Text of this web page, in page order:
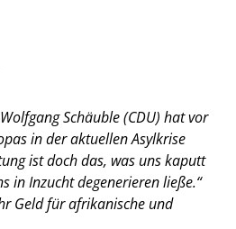
Schäuble (CDU) hat vor
in der aktuellen Asylkrise
ist doch das, was uns kaputt
in Inzucht degenerieren ließe.“
Geld für afrikanische und